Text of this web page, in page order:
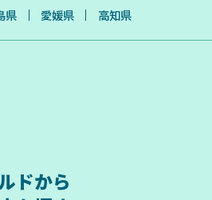
県 愛媛県 高知県
ドから